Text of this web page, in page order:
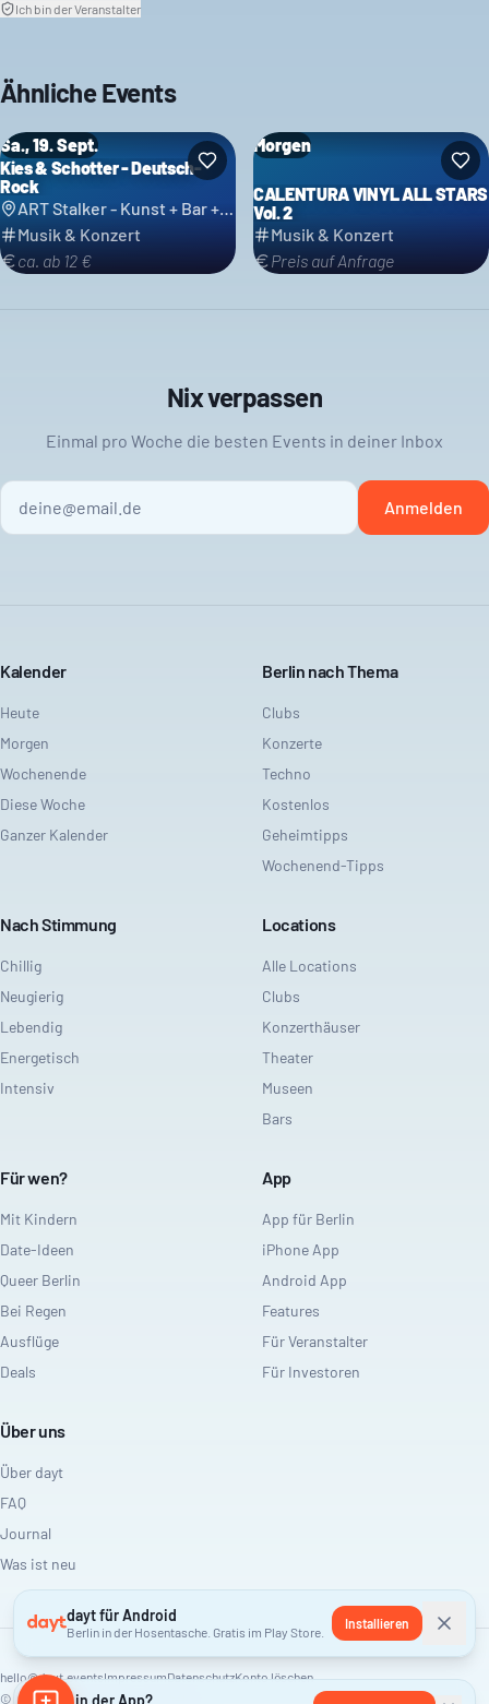
Ich bin der Veranstalter
Ähnliche Events
Sa., 19. Sept.
Kies & Schotter - Deutsch-
Rock
ART Stalker - Kunst + Bar + Events
Musik & Konzert
ca. ab 12 €
Morgen
CALENTURA VINYL ALL STARS
Vol. 2
Musik & Konzert
Preis auf Anfrage
Lieber in der App?
Nix verpassen
Einmal pro Woche die besten Events in deiner Inbox
Anmelden
Kalender
Heute
Morgen
Wochenende
Diese Woche
Ganzer Kalender
Berlin nach Thema
Clubs
Konzerte
Techno
Kostenlos
Geheimtipps
Wochenend-Tipps
Nach Stimmung
Chillig
Neugierig
Lebendig
Energetisch
Intensiv
Locations
Alle Locations
Clubs
Konzerthäuser
Theater
Museen
Bars
Für wen?
Mit Kindern
Date-Ideen
Queer Berlin
Bei Regen
Ausflüge
Deals
App
App für Berlin
iPhone App
Android App
Features
Für Veranstalter
Für Investoren
Über uns
Über dayt
FAQ
Journal
Was ist neu
hello@dayt.eventsImpressumDatenschutzKonto löschen
© 2026 dayt. Alle Rechte vorbehalten.
dayt für Android
Berlin in der Hosentasche. Gratis im Play Store.
Installieren